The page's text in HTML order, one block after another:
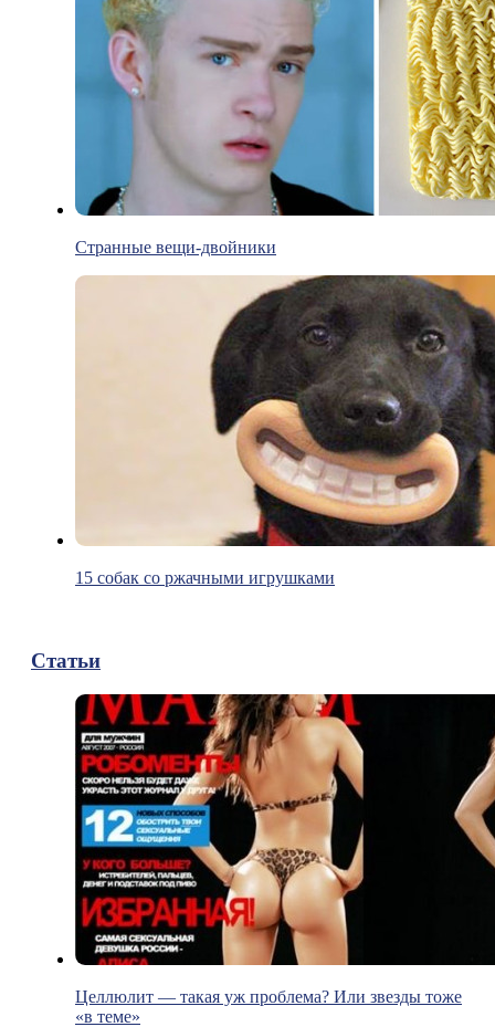
Странные вещи-двойники
15 собак со ржачными игрушками
Статьи
Целлюлит — такая уж проблема? Или звезды тоже
«в теме»